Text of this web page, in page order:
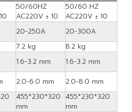
50/60HZ
AC220V ± 10
50/60 HZ
AC220V ± 10
20-250A
20-300A
7.2 kg
8.2 kg
1.6-3.2 mm
1.6-3.2 mm
2.0-6.0 mm
2.0-8.0 mm
455*230*320
mm
455*230*320
mm